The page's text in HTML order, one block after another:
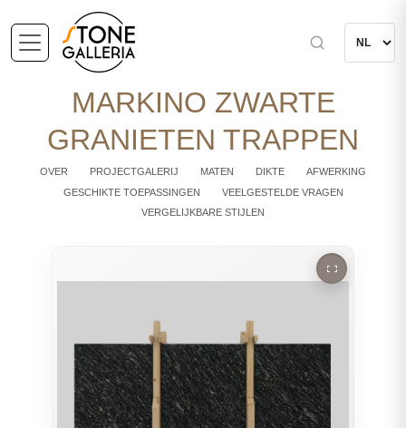
MARKINO ZWARTE
GRANIETEN TRAPPEN
OVER PROJECTGALERIJ MATEN DIKTE
AFWERKING
GESCHIKTE TOEPASSINGEN
VEELGESTELDE VRAGEN
VERGELIJKBARE STIJLEN